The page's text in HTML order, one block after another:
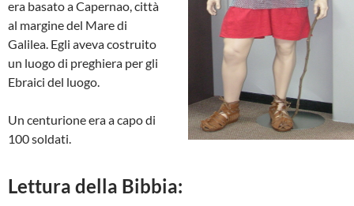
era basato a Capernao, città
al margine del Mare di
Galilea. Egli aveva costruito
un luogo di preghiera per gli
Ebraici del luogo.
Un centurione era a capo di
100 soldati.
Lettura della Bibbia: